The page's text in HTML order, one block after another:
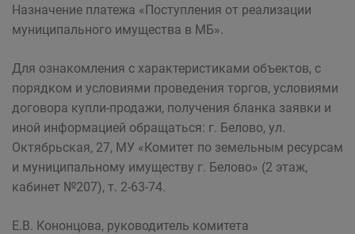
Назначение платежа «Поступления от реализации
муниципального имущества в МБ».
Для ознакомления с характеристиками объектов, с
порядком и условиями проведения торгов, условиями
договора купли-продажи, получения бланка заявки и
иной информацией обращаться: г. Белово, ул.
Октябрьская, 27, МУ «Комитет по земельным ресурсам
и муниципальному имуществу г. Белово» (2 этаж,
кабинет №207), т. 2-63-74.
Е.В. Кононцова, руководитель комитета